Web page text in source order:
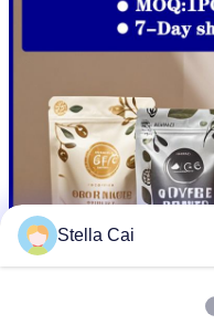
Stella Cai